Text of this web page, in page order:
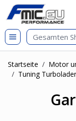
Zum Inhalt springen
git s
Startseite / Motor
/ Tuning Turbolader